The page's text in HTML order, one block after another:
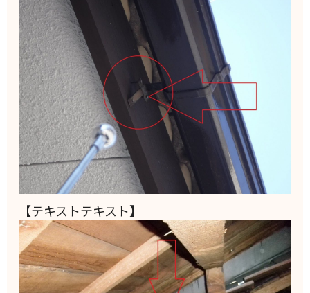
【テキストテキスト】